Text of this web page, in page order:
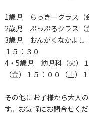
1歳児 らっきークラス（
2歳児 ぷっぷるクラス（
3歳児 おんがくなかよし
１５：３０
4・5歳児 幼児科（火）
（金）１５：００（土）
その他にお子様から大人
す。お気軽にお問合せくだ